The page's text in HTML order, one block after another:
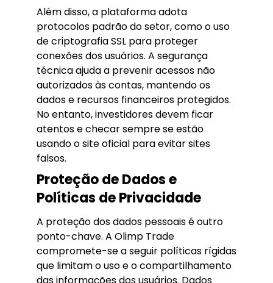
Além disso, a plataforma adota
protocolos padrão do setor, como o uso
de criptografia SSL para proteger
conexões dos usuários. A segurança
técnica ajuda a prevenir acessos não
autorizados às contas, mantendo os
dados e recursos financeiros protegidos.
No entanto, investidores devem ficar
atentos e checar sempre se estão
usando o site oficial para evitar sites
falsos.
Proteção de Dados e
Políticas de Privacidade
A proteção dos dados pessoais é outro
ponto-chave. A Olimp Trade
compromete-se a seguir políticas rígidas
que limitam o uso e o compartilhamento